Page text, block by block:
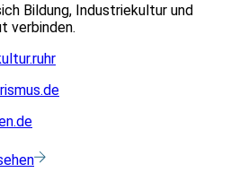
Bildung, Industriekultur und
verbinden.